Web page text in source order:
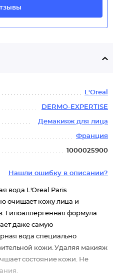
L'Oreal
DERMO-EXPERTISE
Демакияж для лица
Франция
1000025900
Нашли ошибку в описании?
вода L'Oreal Paris
очищает кожу лица и
Гипоаллергенная формула
даже самую
вода специально
кожи. Удаляя макияж
состояние кожи. Не